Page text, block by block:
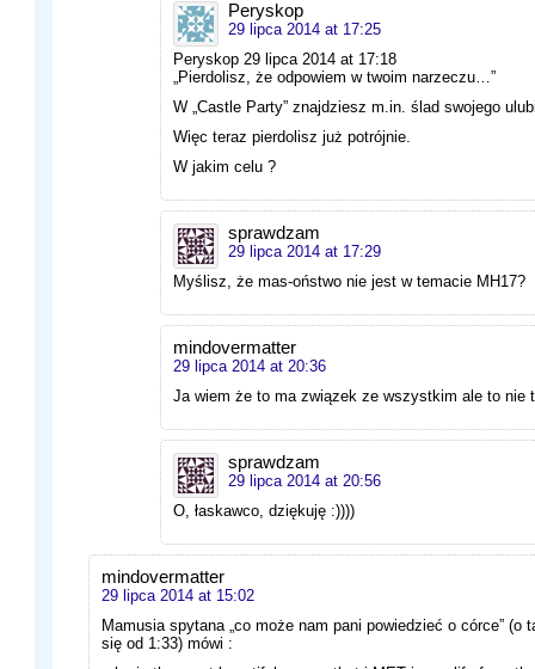
Peryskop
29 lipca 2014 at 17:25
Peryskop 29 lipca 2014 at 17:18
„Pierdolisz, że odpowiem w twoim narzeczu…”
W „Castle Party” znajdziesz m.in. ślad swojego
Więc teraz pierdolisz już potrójnie.
W jakim celu ?
sprawdzam
29 lipca 2014 at 17:29
Myślisz, że mas-oństwo nie jest w temacie MH17?
mindovermatter
29 lipca 2014 at 20:36
Ja wiem że to ma związek ze wszystkim ale to nie
sprawdzam
29 lipca 2014 at 20:56
O, łaskawco, dziękuję :))))
mindovermatter
29 lipca 2014 at 15:02
Mamusia spytana „co może nam pani powiedzieć o córce” (o
się od 1:33) mówi :